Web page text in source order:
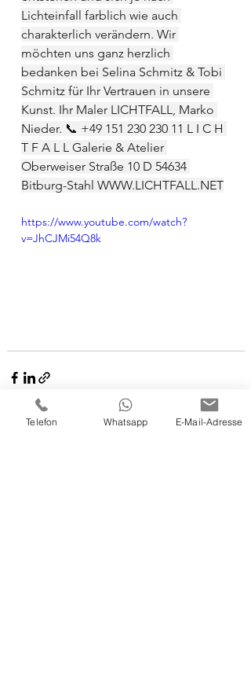
Lichteinfall farblich wie auch
charakterlich verändern. Wir
möchten uns ganz herzlich
bedanken bei Selina Schmitz & Tobi
Schmitz für Ihr Vertrauen in unsere
Kunst. Ihr Maler LICHTFALL, Marko
Nieder. 📞 +49 151 230 230 11 L I C H
T F A L L Galerie & Atelier
Oberweiser Straße 10 D 54634
Bitburg-Stahl WWW.LICHTFALL.NET
https://www.youtube.com/watch?
v=JhCJMi54Q8k
Telefon Whatsapp E-Mail-Adresse